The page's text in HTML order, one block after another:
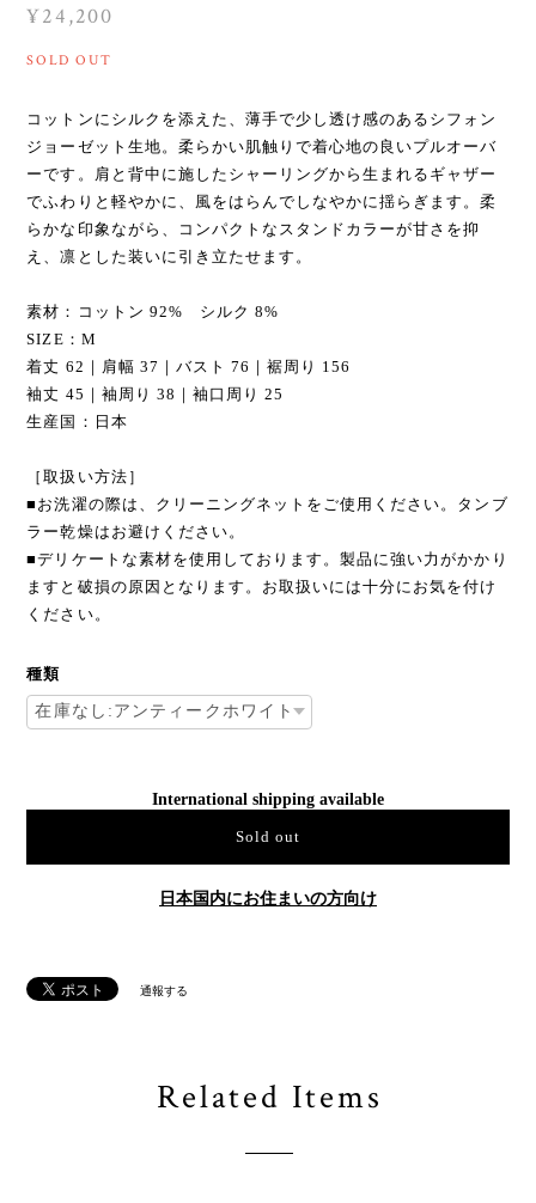
¥24,200
SOLD OUT
コットンにシルクを添えた、薄手で少し透け感のあるシフォン
ジョーゼット生地。柔らかい肌触りで着心地の良いプルオーバ
ーです。肩と背中に施したシャーリングから生まれるギャザー
でふわりと軽やかに、風をはらんでしなやかに揺らぎます。柔
らかな印象ながら、コンパクトなスタンドカラーが甘さを抑
え、凛とした装いに引き立たせます。
素材：コットン 92% シルク 8%
SIZE：M
着丈 62｜肩幅 37｜バスト 76｜裾周り 156
袖丈 45｜袖周り 38｜袖口周り 25
生産国：日本
［取扱い方法］
■お洗濯の際は、クリーニングネットをご使用ください。タンブ
ラー乾燥はお避けください。
■デリケートな素材を使用しております。製品に強い力がかかり
ますと破損の原因となります。お取扱いには十分にお気を付け
ください。
種類
International shipping available
Sold out
日本国内にお住まいの方向け
通報する
Related Items